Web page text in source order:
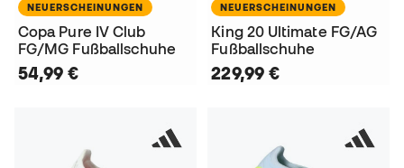
NEUERSCHEINUNGEN
Copa Pure IV Club
FG/MG Fußballschuhe
54,99 €
NEUERSCHEINUNGEN
King 20 Ultimate FG/AG
Fußballschuhe
229,99 €